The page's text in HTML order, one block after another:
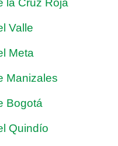
la Cruz Roja
Valle
Meta
Manizales
Bogotá
Quindío